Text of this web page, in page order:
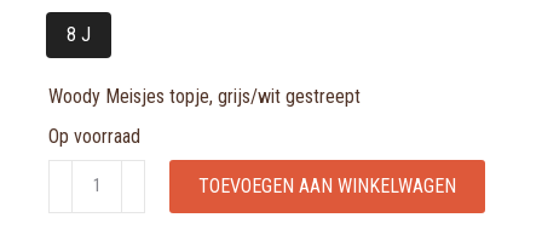
8 J
Woody Meisjes topje, grijs/wit gestreept
Op voorraad
Woody
Meisjes
TOEVOEGEN AAN WINKELWAGEN